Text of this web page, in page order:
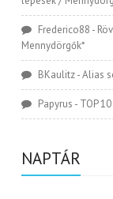
Frederico88 -
Mennydörgők*
BKaulitz-Alias
Papyrus - TOP
NAPTÁR